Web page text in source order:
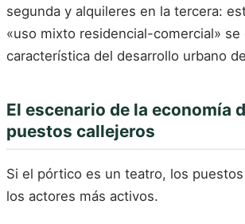
segunda y alquileres en la tercera:
«uso mixto residencial-comercial»
característica del desarrollo urbano
El escenario de la economía
puestos callejeros
Si el pórtico es un teatro, los
los actores más activos.